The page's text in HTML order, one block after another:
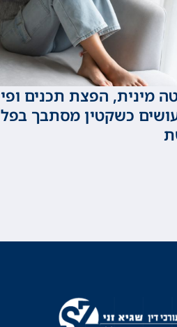
מינית, הפצת תכנים
כשקטין מסתבך